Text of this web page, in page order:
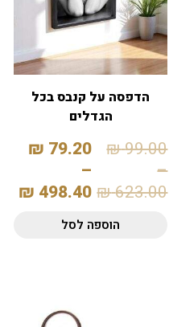
הדפסה על קנבס בכל
הגדלים
99.00
₪
–
623.00
₪
79.20
₪
–
498.40
₪
הוספה לסל